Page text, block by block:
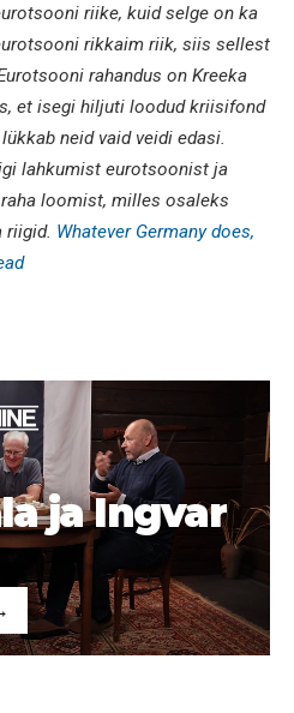
riike, kuid selge on ka
rikkaim riik, siis sellest
rahandus on Kreeka
et isegi hiljuti loodud kriisifond
neid vaid veidi edasi.
lahkumist eurotsoonist ja
loomist, milles osaleks
riigid. Whatever Germany does,
ja Ingvar